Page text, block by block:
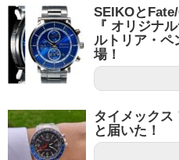
SEIKOと
『 オリジナ
ルトリア・ペ
場！
タイメックス
と届いた！